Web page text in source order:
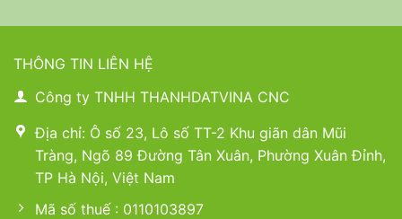
THÔNG TIN LIÊN HỆ
Công ty TNHH THANHDATVINA CNC
Địa chỉ: Ô số 23, Lô số TT-2 Khu giãn dân Mũi
Tràng, Ngõ 89 Đường Tân Xuân, Phường Xuân Đỉnh,
TP Hà Nội, Việt Nam
Mã số thuế : 0110103897